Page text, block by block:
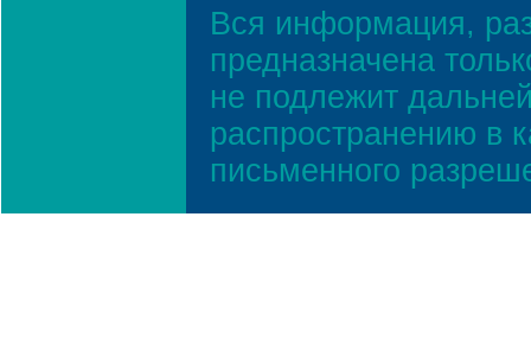
Вся информация,
предназначена
не подлежит
распространению в
письменного